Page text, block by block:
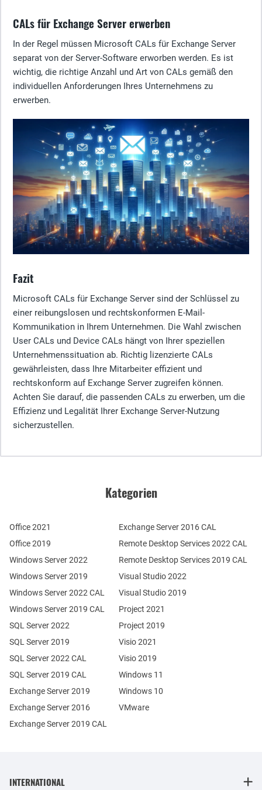
CALs für Exchange Server erwerben
In der Regel müssen Microsoft CALs für Exchange Server
separat von der Server-Software erworben werden. Es ist
wichtig, die richtige Anzahl und Art von CALs gemäß den
individuellen Anforderungen Ihres Unternehmens zu
erwerben.
Fazit
Microsoft CALs für Exchange Server sind der Schlüssel zu
einer reibungslosen und rechtskonformen E-Mail-
Kommunikation in Ihrem Unternehmen. Die Wahl zwischen
User CALs und Device CALs hängt von Ihrer speziellen
Unternehmenssituation ab. Richtig lizenzierte CALs
gewährleisten, dass Ihre Mitarbeiter effizient und
rechtskonform auf Exchange Server zugreifen können.
Achten Sie darauf, die passenden CALs zu erwerben, um die
Effizienz und Legalität Ihrer Exchange Server-Nutzung
sicherzustellen.
Kategorien
Office 2021
Office 2019
Windows Server 2022
Windows Server 2019
Exchange Server 2019
Exchange Server 2016
SQL Server 2022
SQL Server 2019
Windows Server 2022 CAL
Windows Server 2019 CAL
SQL Server 2022 CAL
SQL Server 2019 CAL
Remote Desktop Services 2022 CAL
Remote Desktop Services 2019 CAL
Exchange Server 2019 CAL
Exchange Server 2016 CAL
Visual Studio 2022
Visual Studio 2019
Project 2021
Project 2019
Visio 2021
Visio 2019
Windows 11
Windows 10
VMware
INTERNATIONAL